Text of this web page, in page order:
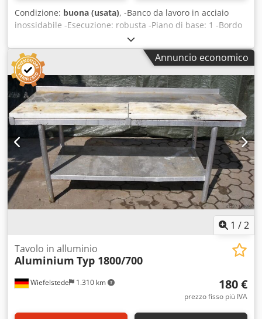
Condizione: buona (usata), -Banco da lavoro in acciaio
inossidabile -Esecuzione: robusta -Piano di base: 1 -Bordo
di protezione -Ripiano Cedpfxeb A I N Hs An Eeha -
Dimensioni: 2000/930/H800 mm -Peso: 82 kg
Annuncio economico
1 /2
Wiefelstede 1.310 km
Tavolo in alluminio
Aluminium Typ 1800/700
180 €
prezzo fisso più IVA